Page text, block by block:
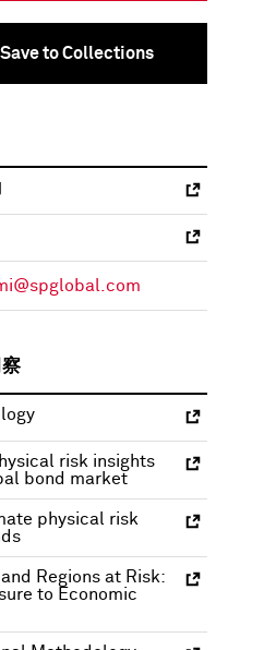
to Collections
risk insights
bond market
physical risk
Regions at Risk:
to Economic